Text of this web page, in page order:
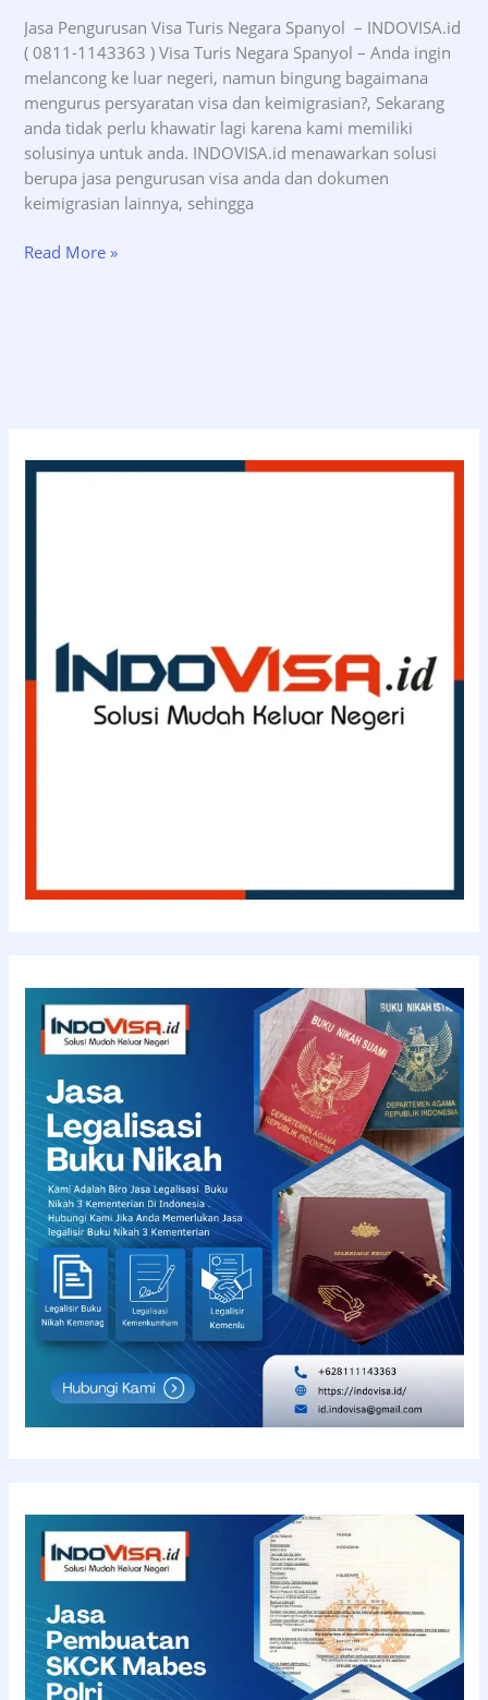
Jasa Pengurusan Visa Turis Negara Spanyol – INDOVISA.id
( 0811-1143363 ) Visa Turis Negara Spanyol – Anda ingin
melancong ke luar negeri, namun bingung bagaimana
mengurus persyaratan visa dan keimigrasian?, Sekarang
anda tidak perlu khawatir lagi karena kami memiliki
solusinya untuk anda. INDOVISA.id menawarkan solusi
berupa jasa pengurusan visa anda dan dokumen
keimigrasian lainnya, sehingga
Jasa
Read More »